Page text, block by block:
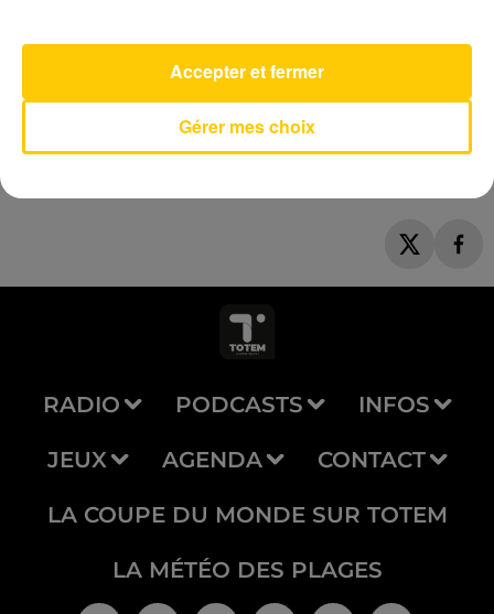
One
U2
RADIO PODCASTS INFOS
JEUX AGENDA CONTACT
LA COUPE DU MONDE SUR TOTEM
LA MÉTÉO DES PLAGES
Gérer mes choix
Accepter et fermer